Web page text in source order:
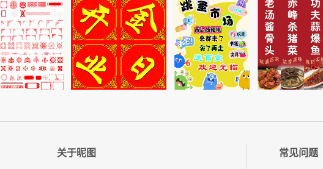
关于昵图 常见问题